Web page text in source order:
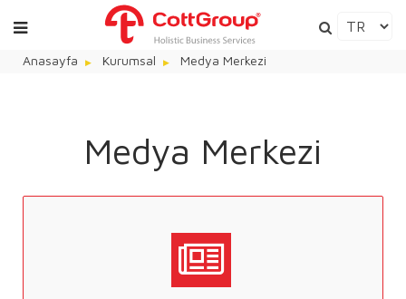
Anasayfa Kurumsal Medya Merkezi
Medya Merkezi